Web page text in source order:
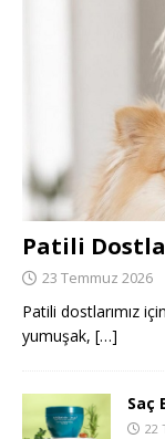
Patili
23 Temmuz 2026
Patili dostlarımız
yumuşak, […]
Saç
22